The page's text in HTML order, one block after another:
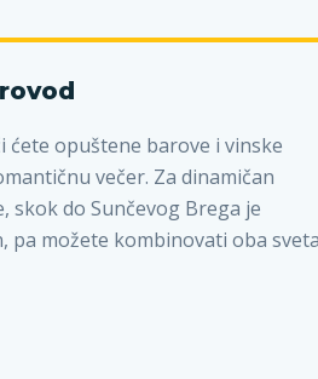
ćete opuštene barove i vinske
večer. Za dinamičan
skok do Sunčevog Brega je
pa možete kombinovati oba sveta